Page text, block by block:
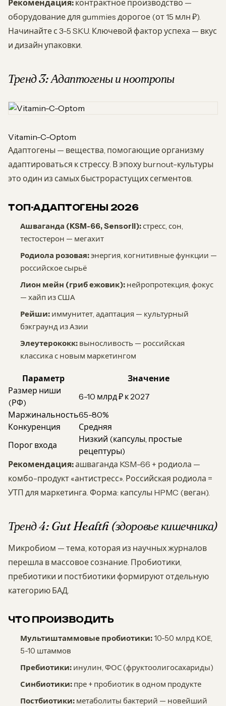
Рекомендация: контрактное производство —
оборудование для gummies дорогое (от 15 млн ₽).
Начинайте с 3-5 SKU. Ключевой фактор успеха — вкус
и дизайн упаковки.
Тренд 3: Адаптогены и ноотропы
Vitamin-C-Optom
Адаптогены — вещества, помогающие организму
адаптироваться к стрессу. В эпоху burnout-культуры
это один из самых быстрорастущих сегментов.
ТОП-АДАПТОГЕНЫ 2026
Ашваганда (KSM-66, Sensoril):стресс, сон,
тестостерон — мегахит
Родиола розовая:энергия, когнитивные функции —
российское сырьё
Лион мейн (гриб ежовик): нейропротекция, фокус
— хайп из США
Рейши: иммунитет, адаптация — культурный
бэкграунд из Азии
Элеутерококк: выносливость — российская
классика с новым маркетингом
Параметр
Значение
Размер ниши
(РФ)
6-10 млрд ₽ к 2027
Маржинальность65-80%
Конкуренция
Средняя
Порог входа
Низкий (капсулы, простые
рецептуры)
Рекомендация:ашваганда KSM-66 + родиола —
комбо-продукт «антистресс». Российская родиола =
УТП для маркетинга. Форма: капсулы HPMC (веган).
Тренд 4: Gut Health (здоровье кишечника)
Микробиом — тема, которая из научных журналов
перешла в массовое сознание. Пробиотики,
пребиотики и постбиотики формируют отдельную
категорию БАД.
ЧТО ПРОИЗВОДИТЬ
Мультиштаммовые пробиотики: 10-50 млрд КОЕ,
5-10 штаммов
Пребиотики: инулин, ФОС (фруктоолигосахариды)
Синбиотики: пре + пробиотик в одном продукте
Постбиотики: метаболиты бактерий — новейший